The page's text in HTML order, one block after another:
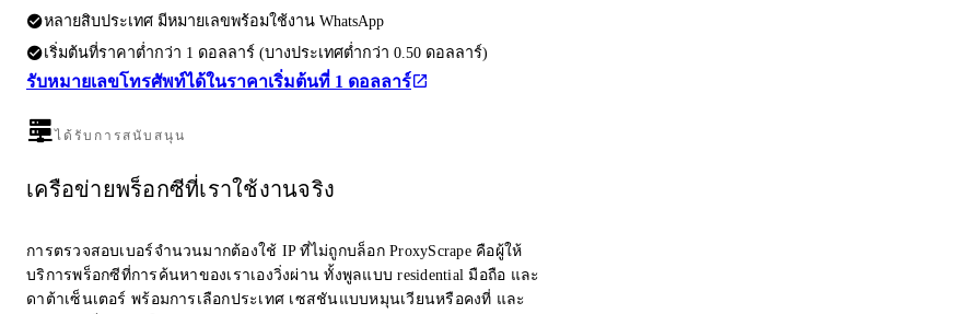
หลายสิบประเทศ มีหมายเลขพร้อมใช้งาน WhatsApp
เริ่มต้นที่ราคาต่ำกว่า 1 ดอลลาร์ (บางประเทศต่ำกว่า 0.50 ดอลลาร์)
รับหมายเลขโทรศัพท์ได้ในราคาเริ่มต้นที่ 1 ดอลลาร์
ได้รับการสนับสนุน
เครือข่ายพร็อกซีที่เราใช้งานจริง
การตรวจสอบเบอร์จำนวนมากต้องใช้ IP ที่ไม่ถูกบล็อก ProxyScrape คือผู้ให้
บริการพร็อกซีที่การค้นหาของเราเองวิ่งผ่าน ทั้งพูลแบบ residential มือถือ และ
ดาต้าเซ็นเตอร์ พร้อมการเลือกประเทศ เซสชันแบบหมุนเวียนหรือคงที่ และ